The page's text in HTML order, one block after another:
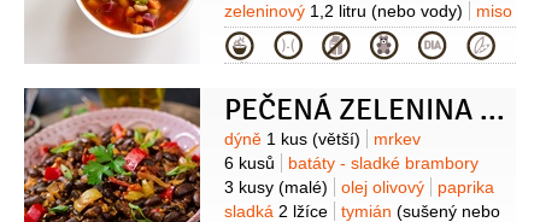
zeleninový 1,2 litru (nebo vody)
miso
pasta
pepř (na docchucení)
pažitka
1 hrst (nasekaná nebo petrželka na
Kategorie
PEČENÁ ZELENINA S ADZUKI
Suroviny
dýně 1 kus (větší)
mrkev
6 kusů
batáty - sladké brambory
3 kusy (malé) olej olivový
paprika
sladká 2 lžíce tymián (sušený nebo